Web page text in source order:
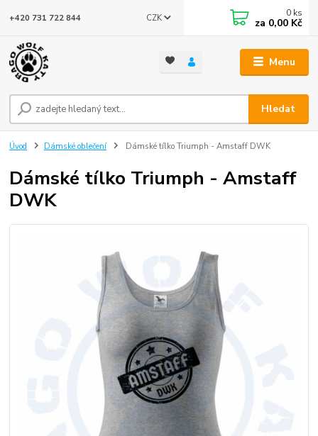
Menu
CZK
Hledat
+420 731 722 844 0 ks
za 0,00 Kč
Úvod Dámské oblečení Dámské tílko Triumph - Amstaff DWK
Dámské tílko Triumph - Amstaff
DWK